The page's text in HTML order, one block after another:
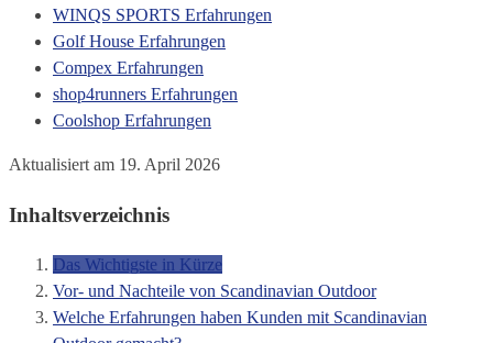
WINQS SPORTS Erfahrungen
Golf House Erfahrungen
Compex Erfahrungen
shop4runners Erfahrungen
Coolshop Erfahrungen
Aktualisiert am 19. April 2026
Inhaltsverzeichnis
Das Wichtigste in Kürze
Vor- und Nachteile von Scandinavian Outdoor
Welche Erfahrungen haben Kunden mit Scandinavian